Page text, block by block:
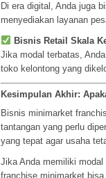
Di era digital, Anda juga
menyediakan layanan
Bisnis Retail Skala
Jika modal terbatas,
toko kelontong yang
Kesimpulan Akhir:
Bisnis minimarket
tantangan yang perlu
yang tepat agar usaha
Jika Anda memiliki
franchise minimarket